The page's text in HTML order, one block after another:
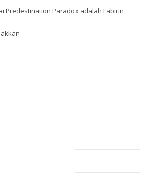
Predestination Paradox adalah Labirin